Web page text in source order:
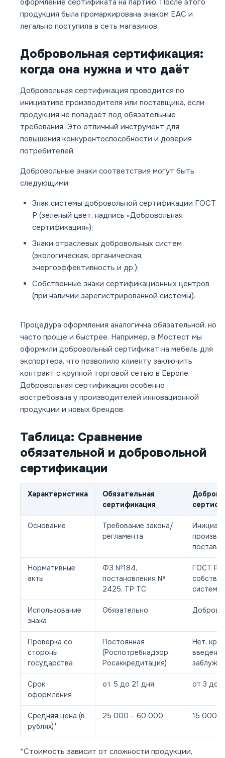
оформление сертификата на партию. После этого
продукция была промаркирована знаком ЕАС и
легально поступила в сеть магазинов.
Добровольная сертификация:
когда она нужна и что даёт
Добровольная сертификация проводится по
инициативе производителя или поставщика, если
продукция не попадает под обязательные
требования. Это отличный инструмент для
повышения конкурентоспособности и доверия
потребителей.
Добровольные знаки соответствия могут быть
следующими:
Знак системы добровольной сертификации ГОСТ
Р (зеленый цвет, надпись «Добровольная
сертификация»);
Знаки отраслевых добровольных систем
(экологическая, органическая,
энергоэффективность и др.);
Собственные знаки сертификационных центров
(при наличии зарегистрированной системы).
Процедура оформления аналогична обязательной, но
часто проще и быстрее. Например, в Мостест мы
оформили добровольный сертификат на мебель для
экспортера, что позволило клиенту заключить
контракт с крупной торговой сетью в Европе.
Добровольная сертификация особенно
востребована у производителей инновационной
продукции и новых брендов.
Таблица: Сравнение
обязательной и добровольной
сертификации
Характеристика
Обязательная
сертификация
Основание
Требование закона/
регламента
Нормативные
акты
ФЗ №184,
постановления №
2425, ТР ТС
ГОСТ Р
системы
Использование
знака
Обязательно
Проверка со
стороны
государства
Постоянная
(Роспотребнадзор,
Росаккредитация)
Нет,
Срок
оформления
от 5 до 21 дня от 3 до
Средняя цена (в
рублях)*
25 000 – 60 000 15 000
*Стоимость зависит от сложности продукции,